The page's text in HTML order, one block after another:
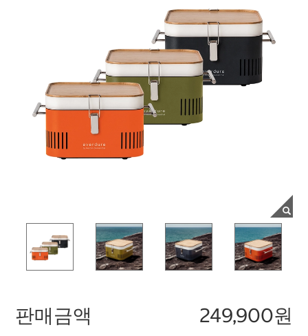
판매금액 249,900원